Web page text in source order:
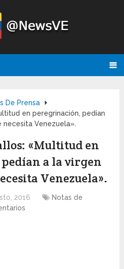
De Prensa
en peregrinación, pedían
necesita Venezuela».
«Multitud en
a la virgen
Venezuela».
2016
Notas de